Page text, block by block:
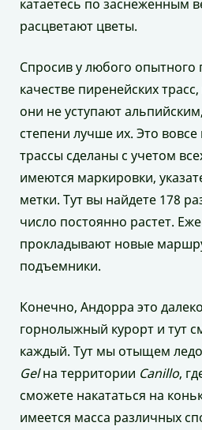
катаетесь по заснеженным
расцветают цветы.
Спросив у любого опытного
качестве пиренейских
они не уступают
степени лучше их. Это вовсе
трассы сделаны с учетом
имеются маркировки,
метки. Тут вы найдете 178
число постоянно растет.
прокладывают новые
подъемники.
Конечно, Андорра это
горнолыжный курорт и тут
каждый. Тут мы отыщем
Gelна территории Canillo,
сможете накататься на
имеется масса различных